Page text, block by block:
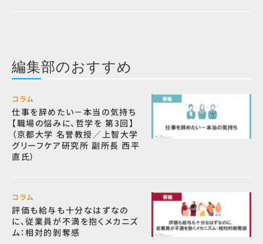
編集部のおすすめ
コラム
仕事を辞めたい－本当の気持ち
【職場の悩みに、哲学を 第3回】
（京都大学 名誉教授／上智大学
グリーフケア研究所 副所長 西平
直氏）
コラム
評価も給与も十分なはずなの
に、従業員が不満を抱くメカニズ
ム：相対的剝奪感